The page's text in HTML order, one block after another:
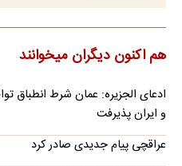
هم اکنون دیگران میخوانند
ادعای الجزیره: عمان شرط انطباق
و ایران پذیرفت
عراقچی پیام جدیدی صادر کرد